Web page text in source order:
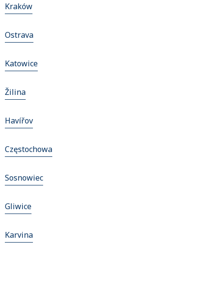
Kraków
Ostrava
Katowice
Žilina
Havířov
Częstochowa
Sosnowiec
Gliwice
Karvina